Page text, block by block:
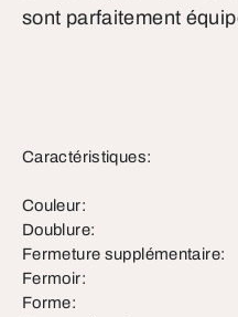
sont parfaitement
Caractéristiques:
Couleur:
Doublure:
Fermeture supplémentaire:
Fermoir:
Forme: